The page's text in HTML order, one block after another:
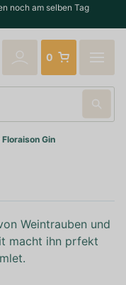
noch am selben Tag
0
Gin
Weintrauben und
macht ihn prfekt